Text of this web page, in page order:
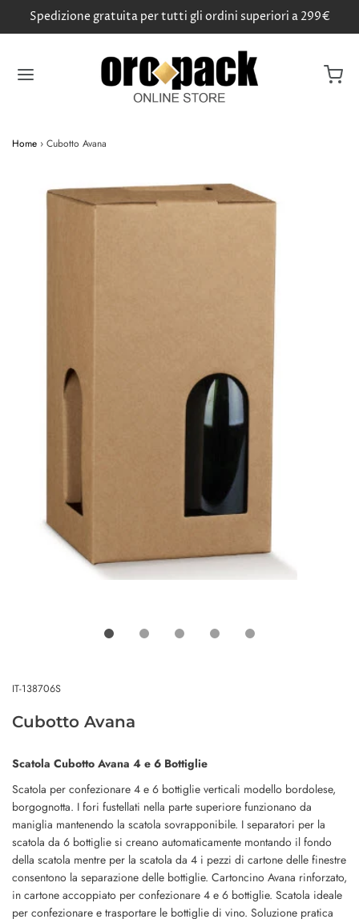
Spedizione gratuita per tutti gli ordini superiori a 299€
Home › Cubotto Avana
IT-138706S
Cubotto Avana
Scatola Cubotto Avana 4 e 6 Bottiglie
Scatola per confezionare 4 e 6 bottiglie verticali modello bordolese,
borgognotta. I fori fustellati nella parte superiore funzionano da
maniglia mantenendo la scatola sovrapponibile. I separatori per la
scatola da 6 bottiglie si creano automaticamente montando il fondo
della scatola mentre per la scatola da 4 i pezzi di cartone delle finestre
consentono la separazione delle bottiglie. Cartoncino Avana rinforzato,
in cartone accoppiato per confezionare 4 e 6 bottiglie. Scatola ideale
per confezionare e trasportare le bottiglie di vino. Soluzione pratica